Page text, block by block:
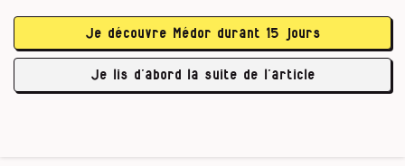
classes de troisième degré (5ème, rhéto) que de
premier (1ère,2ème). De l’autre, on trouve des
établissements techniques ou professionnels
dont les deuxièmes …
Je découvre Médor durant 15 jours
Je lis d’abord la suite de l’article